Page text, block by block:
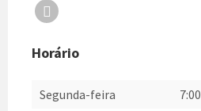
Facebook
Horário
Segunda-feira 7:00